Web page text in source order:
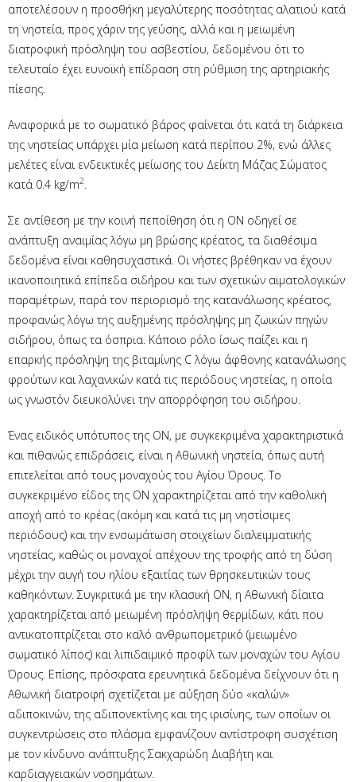
αποτελέσουν η προσθήκη μεγαλύτερης ποσότητας αλατιού κατά
τη νηστεία, προς χάριν της γεύσης, αλλά και η μειωμένη
διατροφική πρόσληψη του ασβεστίου, δεδομένου ότι το
τελευταίο έχει ευνοϊκή επίδραση στη ρύθμιση της αρτηριακής
πίεσης.
Αναφορικά με το σωματικό βάρος φαίνεται ότι κατά τη διάρκεια
της νηστείας υπάρχει μία μείωση κατά περίπου 2%, ενώ άλλες
μελέτες είναι ενδεικτικές μείωσης του Δείκτη Μάζας Σώματος
κατά 0.4 kg/m2
Σε αντίθεση με την κοινή πεποίθηση ότι η ΟΝ οδηγεί σε
ανάπτυξη αναιμίας λόγω μη βρώσης κρέατος, τα διαθέσιμα
δεδομένα είναι καθησυχαστικά. Οι νήστες βρέθηκαν να έχουν
ικανοποιητικά επίπεδα σιδήρου και των σχετικών αιματολογικών
παραμέτρων, παρά τον περιορισμό της κατανάλωσης κρέατος,
προφανώς λόγω της αυξημένης πρόσληψης μη ζωικών πηγών
σιδήρου, όπως τα όσπρια. Κάποιο ρόλο ίσως παίζει και η
επαρκής πρόσληψη της βιταμίνης C λόγω άφθονης κατανάλωσης
φρούτων και λαχανικών κατά τις περιόδους νηστείας, η οποία
ως γνωστόν διευκολύνει την απορρόφηση του σιδήρου.
Ένας ειδικός υπότυπος της ΟΝ, με συγκεκριμένα χαρακτηριστικά
και πιθανώς επιδράσεις, είναι η Αθωνική νηστεία, όπως αυτή
επιτελείται από τους μοναχούς του Αγίου Όρους. Το
συγκεκριμένο είδος της ΟΝ χαρακτηρίζεται από την καθολική
αποχή από το κρέας (ακόμη και κατά τις μη νηστίσιμες
περιόδους) και την ενσωμάτωση στοιχείων διαλειμματικής
νηστείας, καθώς οι μοναχοί απέχουν της τροφής από τη δύση
μέχρι την αυγή του ηλίου εξαιτίας των θρησκευτικών τους
καθηκόντων. Συγκριτικά με την κλασική ΟΝ, η Αθωνική δίαιτα
χαρακτηρίζεται από μειωμένη πρόσληψη θερμίδων, κάτι που
αντικατοπτρίζεται στο καλό ανθρωπομετρικό (μειωμένο
σωματικό λίπος) και λιπιδαιμικό προφίλ των μοναχών του Αγίου
Όρους. Επίσης, πρόσφατα ερευνητικά δεδομένα δείχνουν ότι η
Αθωνική διατροφή σχετίζεται με αύξηση δύο «καλών»
αδιποκινών, της αδιπονεκτίνης και της ιρισίνης, των οποίων οι
συγκεντρώσεις στο πλάσμα εμφανίζουν αντίστροφη συσχέτιση
με τον κίνδυνο ανάπτυξης Σακχαρώδη Διαβήτη και
καρδιαγγειακών νοσημάτων.